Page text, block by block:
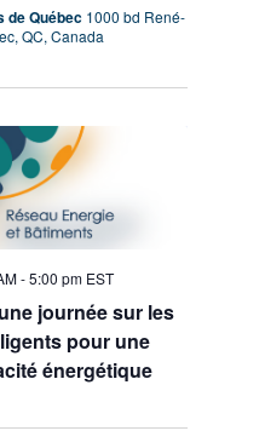
de Québec 1000 bd René-
QC, Canada
-5:00 pm EST
journée sur les
pour une
énergétique